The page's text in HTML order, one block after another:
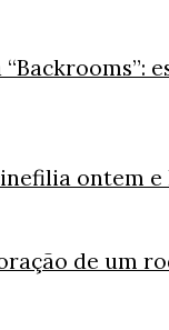
“Backrooms”:
ontem e
de um